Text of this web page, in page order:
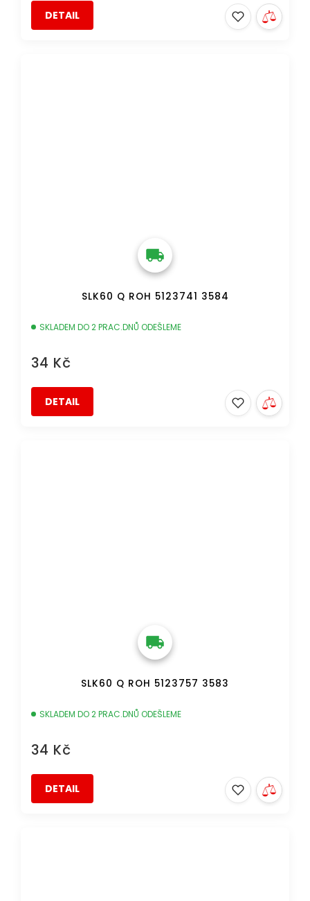
DETAIL
SLK60 Q ROH 5123741 3584
SKLADEM DO 2 PRAC.DNŮ ODEŠLEME
34 Kč
DETAIL
SLK60 Q ROH 5123757 3583
SKLADEM DO 2 PRAC.DNŮ ODEŠLEME
34 Kč
DETAIL